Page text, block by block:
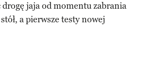
drogę jaja od momentu zabrania
a pierwsze testy nowej